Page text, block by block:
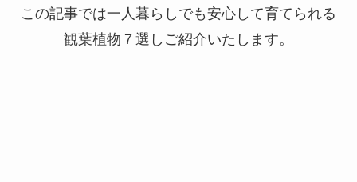
この記事では一人暮らしでも安心して育てられる
観葉植物７選しご紹介いたします。